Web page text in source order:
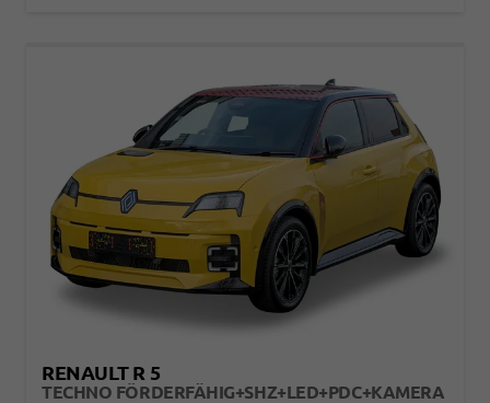
RENAULT R 5
TECHNO FÖRDERFÄHIG+SHZ+LED+PDC+KAMERA